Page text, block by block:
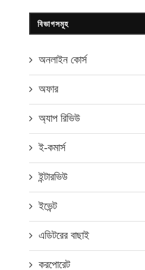
বিভাগসমূহ
অনলাইন কোর্স
অফার
অ্যাপ রিভিউ
ই-কমার্স
ইন্টারভিউ
ইভেন্ট
এডিটরের বাছাই
করপোরেট